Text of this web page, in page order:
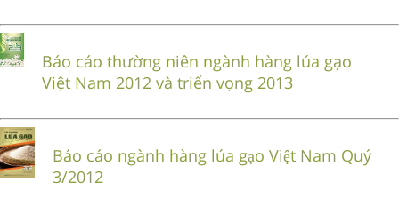
Báo cáo thường niên ngành hàng lúa gạo
Việt Nam 2012 và triển vọng 2013
Báo cáo ngành hàng lúa gạo Việt Nam Quý
3/2012